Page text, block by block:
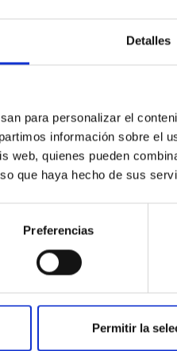
Detalles
para personalizar el
información sobre el
web, quienes pueden
que haya hecho de sus
Preferencias
Permitir la
antifraude
Sostenibilidad